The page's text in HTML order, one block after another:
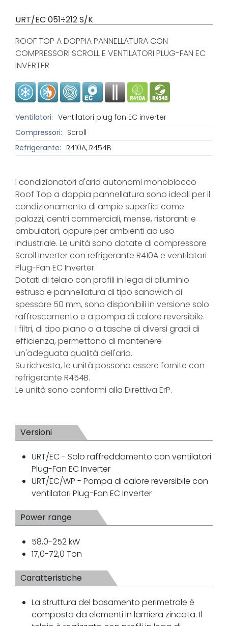
URT/EC 051÷212 S/K
ROOF TOP A DOPPIA PANNELLATURA CON
COMPRESSORI SCROLL E VENTILATORI PLUG-FAN EC
INVERTER
Ventilatori: Ventilatori plug fan EC inverter
Compressori: Scroll
Refrigerante: R410A, R454B
I condizionatori d'aria autonomi monoblocco
Roof Top a doppia pannellatura sono ideali per il
condizionamento di ampie superfici come
palazzi, centri commerciali, mense, ristoranti e
ambulatori, oppure per ambienti ad uso
industriale. Le unità sono dotate di compressore
Scroll Inverter con refrigerante R410A e ventilatori
Plug-Fan EC Inverter.
Dotati di telaio con profili in lega di alluminio
estruso e pannellatura di tipo sandwich di
spessore 50 mm, sono disponibili in versione solo
raffrescamento e a pompa di calore reversibile.
I filtri, di tipo piano o a tasche di diversi gradi di
efficienza, permettono di mantenere
un'adeguata qualità dell'aria.
Su richiesta, le unità possono essere fornite con
refrigerante R454B.
Le unità sono conformi alla Direttiva ErP.
Versioni
URT/EC - Solo raffreddamento con ventilatori
Plug-Fan EC Inverter
URT/EC/WP - Pompa di calore reversibile con
ventilatori Plug-Fan EC Inverter
Power range
58,0-252 kW
17,0-72,0 Ton
Caratteristiche
La struttura del basamento perimetrale è
composta da elementi in lamiera zincata. Il